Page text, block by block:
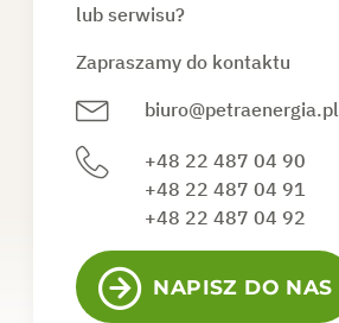
lub serwisu?
Zapraszamy do kontaktu
biuro@petraenergia.pl
+48 22 487 04 90
+48 22 487 04 91
+48 22 487 04 92
NAPISZ DO NAS